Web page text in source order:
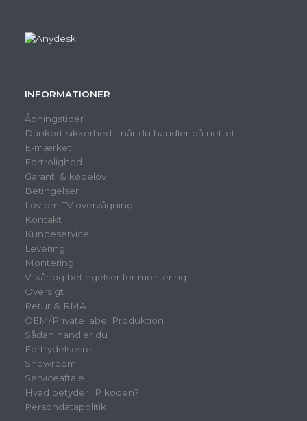
INFORMATIONER
Åbningstider
Dankort sikkerhed - når du handler på nettet
E-mærket
Fortrolighed
Garanti & købelov
Betingelser
Lov om TV overvågning
Kontakt
Kundeservice
Levering
Montering
Vilkår og betingelser for montering
Oversigt
Retur & RMA
OEM/Private label Produktion
Sådan handler du
Fortrydelsesret
Showroom
Serviceaftale
Hvad betyder IP koden?
Persondatapolitik